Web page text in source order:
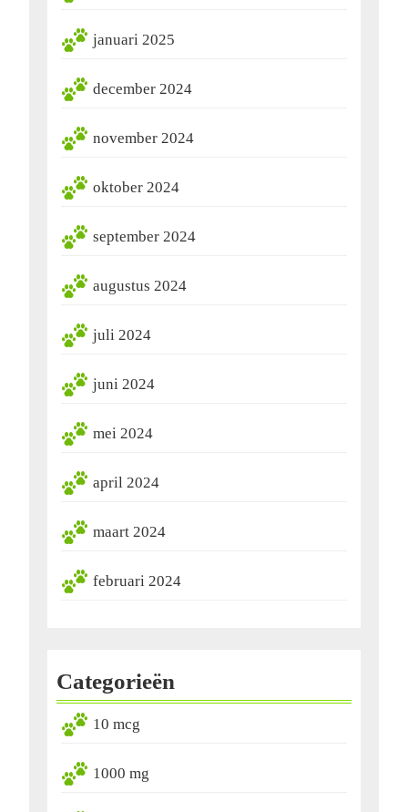
januari 2025
december 2024
november 2024
oktober 2024
september 2024
augustus 2024
juli 2024
juni 2024
mei 2024
april 2024
maart 2024
februari 2024
Categorieën
10 mcg
1000 mg